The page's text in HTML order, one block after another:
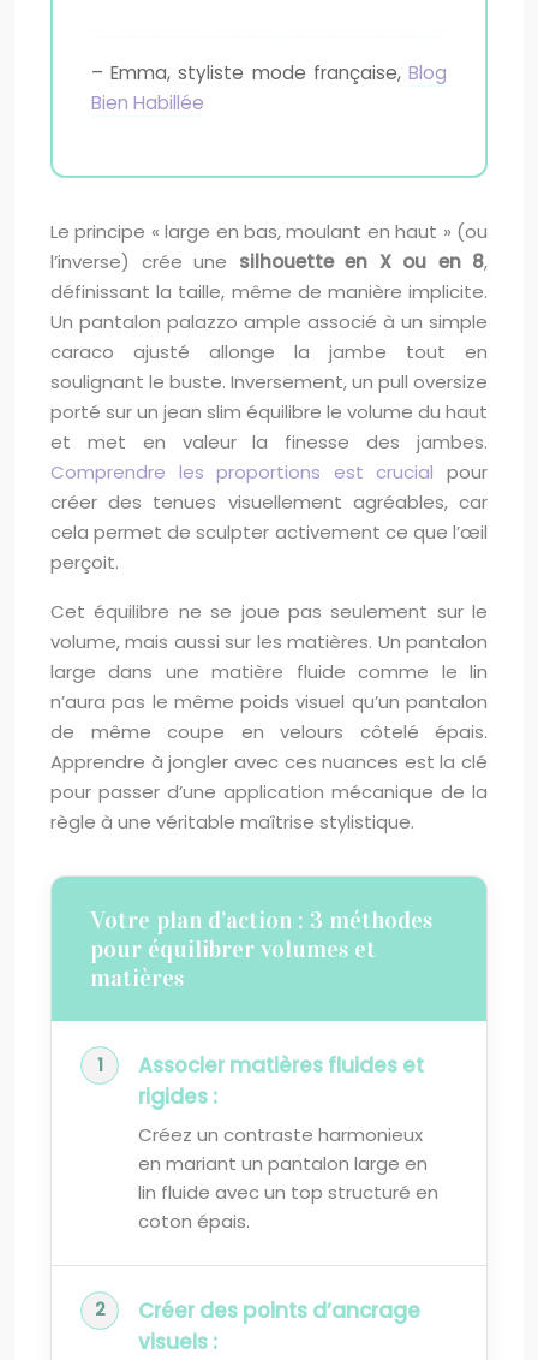
– Emma, styliste mode française, Blog
Bien Habillée
Le principe « large en bas, moulant en haut » (ou
l’inverse) crée une silhouette en X ou en 8,
définissant la taille, même de manière implicite.
Un pantalon palazzo ample associé à un simple
caraco ajusté allonge la jambe tout en
soulignant le buste. Inversement, un pull oversize
porté sur un jean slim équilibre le volume du haut
et met en valeur la finesse des jambes.
Comprendre les proportions est crucial pour
créer des tenues visuellement agréables, car
cela permet de sculpter activement ce que l’œil
perçoit.
Cet équilibre ne se joue pas seulement sur le
volume, mais aussi sur les matières. Un pantalon
large dans une matière fluide comme le lin
n’aura pas le même poids visuel qu’un pantalon
de même coupe en velours côtelé épais.
Apprendre à jongler avec ces nuances est la clé
pour passer d’une application mécanique de la
règle à une véritable maîtrise stylistique.
Votre plan d’action : 3 méthodes
pour équilibrer volumes et
matières
Associer matières fluides et
rigides :
Créez un contraste harmonieux
en mariant un pantalon large en
lin fluide avec un top structuré en
coton épais.
Créer des points d’ancrage
visuels :